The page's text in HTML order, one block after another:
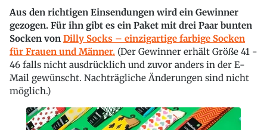
Aus den richtigen Einsendungen wird ein Gewinner
gezogen. Für ihn gibt es ein Paket mit drei Paar bunten
Socken von Dilly Socks – einzigartige farbige Socken
für Frauen und Männer. (Der Gewinner erhält Größe 41 -
46 falls nicht ausdrücklich und zuvor anders in der E-
Mail gewünscht. Nachträgliche Änderungen sind nicht
möglich.)